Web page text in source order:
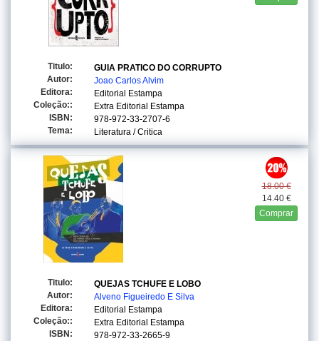
Titulo:
GUIA PRATICO DO CORRUPTO
Autor:
Joao Carlos Alvim
Editora:
Editorial Estampa
Coleção::
Extra Editorial Estampa
ISBN:
978-972-33-2707-6
Tema:
Literatura / Critica
18.00 €
14.40 €
Comprar
Titulo:
QUEJAS TCHUFE E LOBO
Autor:
Alveno Figueiredo E Silva
Editora:
Editorial Estampa
Coleção::
Extra Editorial Estampa
ISBN:
978-972-33-2665-9